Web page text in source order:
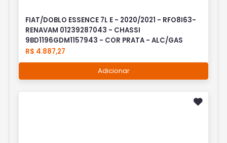
FIAT/DOBLO ESSENCE 7L E - 2020/2021 - RFO8I63-
RENAVAM 01239287043 - CHASSI
9BD1196GDM1157943 - COR PRATA - ALC/GAS
R$ 4.887,27
Adicionar